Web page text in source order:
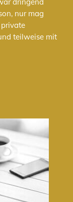
dringend
nur mag
teilweise mit